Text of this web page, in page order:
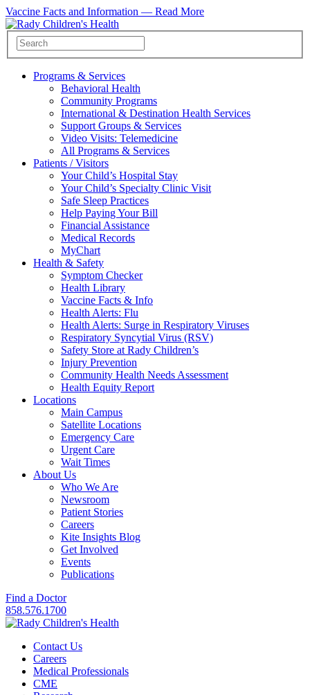
Vaccine Facts and Information — Read More
Programs & Services
Behavioral Health
Community Programs
International & Destination Health Services
Support Groups & Services
Video Visits: Telemedicine
All Programs & Services
Patients / Visitors
Your Child’s Hospital Stay
Your Child’s Specialty Clinic Visit
Safe Sleep Practices
Help Paying Your Bill
Financial Assistance
Medical Records
MyChart
Health & Safety
Symptom Checker
Health Library
Vaccine Facts & Info
Health Alerts: Flu
Health Alerts: Surge in Respiratory Viruses
Respiratory Syncytial Virus (RSV)
Safety Store at Rady Children’s
Injury Prevention
Community Health Needs Assessment
Health Equity Report
Locations
Main Campus
Satellite Locations
Emergency Care
Urgent Care
Wait Times
About Us
Who We Are
Newsroom
Patient Stories
Careers
Kite Insights Blog
Get Involved
Events
Publications
Find a Doctor
858.576.1700
Contact Us
Careers
Medical Professionals
CME